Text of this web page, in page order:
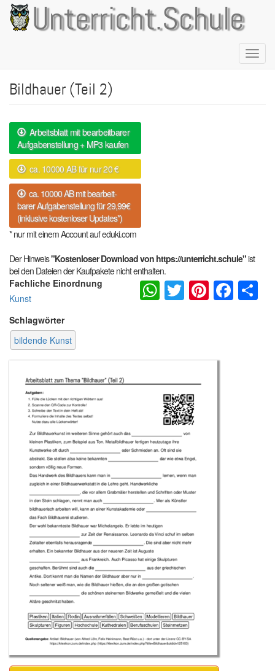
Direkt
zum
Inhalt
Unterricht.Schule
Bildhauer (Teil 2)
Arbeitsblatt mit bearbeitbarer
Aufgabenstellung + MP3 kaufen
ca. 10000 AB für nur 20 €
ca. 10000 AB mit bearbeit-
barer Aufgabenstellung für 29,99€
(inklusive kostenloser Updates*)
* nur mit einem Account auf eduki.com
Der Hinweis"Kostenloser Download von https://unterricht.schule"ist
bei den Dateien der Kaufpakete nicht enthalten.
Fachliche Einordnung
Kunst
Schlagwörter
bildende Kunst
WhatsApp
Twitter